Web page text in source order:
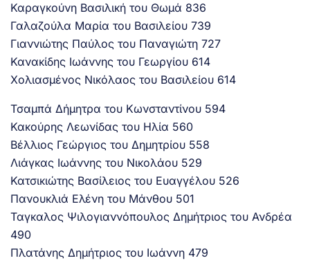
Καραγκούνη Βασιλική του Θωμά 836
Γαλαζούλα Μαρία του Βασιλείου 739
Γιαννιώτης Παύλος του Παναγιώτη 727
Κανακίδης Ιωάννης του Γεωργίου 614
Χολιασμένος Νικόλαος του Βασιλείου 614
Τσαμπά Δήμητρα του Κωνσταντίνου 594
Κακούρης Λεωνίδας του Ηλία 560
Βέλλιος Γεώργιος του Δημητρίου 558
Λιάγκας Ιωάννης του Νικολάου 529
Κατσικιώτης Βασίλειος του Ευαγγέλου 526
Πανουκλιά Ελένη του Μάνθου 501
Ταγκαλος Ψιλογιαννόπουλος Δημήτριος του Ανδρέα
490
Πλατάνης Δημήτριος του Ιωάννη 479